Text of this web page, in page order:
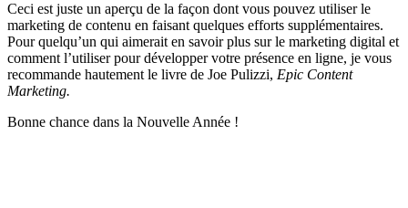
Ceci est juste un aperçu de la façon dont vous pouvez utiliser le
marketing de contenu en faisant quelques efforts supplémentaires.
Pour quelqu’un qui aimerait en savoir plus sur le marketing digital et
comment l’utiliser pour développer votre présence en ligne, je vous
recommande hautement le livre de Joe Pulizzi, Epic Content
Marketing.
Bonne chance dans la Nouvelle Année !